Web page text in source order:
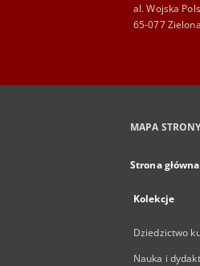
al. Wojska
65-077
MAPA
Strona główna
Kolekcje
Dziedzictwo
Nauka i